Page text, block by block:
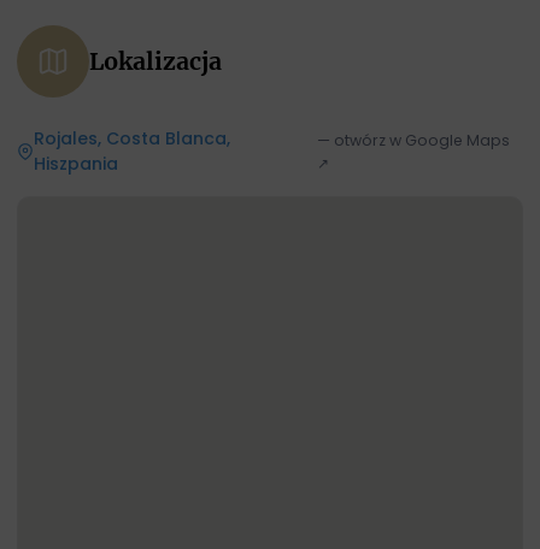
Lokalizacja
Rojales, Costa Blanca,
Hiszpania
— otwórz w Google Maps
↗